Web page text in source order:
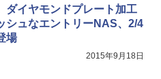
ダイヤモンドプレート加工
シュなエントリーNAS、2/4
場
2015年9月18日